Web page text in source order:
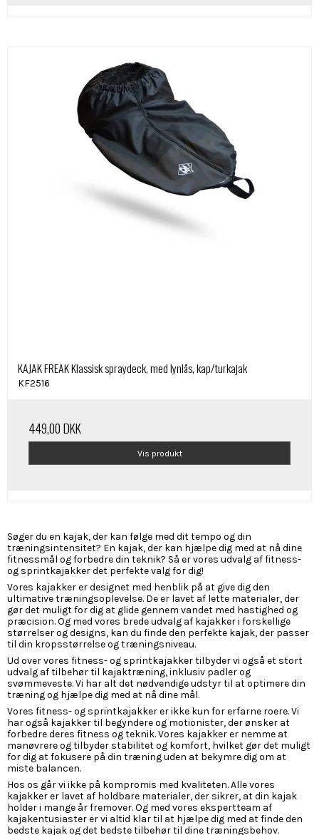
KAJAK FREAK Klassisk spraydeck, med lynlås, kap/turkajak
KF2516
449,00 DKK
Vis produkt
Søger du en kajak, der kan følge med dit tempo og din
træningsintensitet? En kajak, der kan hjælpe dig med at nå dine
fitnessmål og forbedre din teknik? Så er vores udvalg af fitness-
og sprintkajakker det perfekte valg for dig!
Vores kajakker er designet med henblik på at give dig den
ultimative træningsoplevelse. De er lavet af lette materialer, der
gør det muligt for dig at glide gennem vandet med hastighed og
præcision. Og med vores brede udvalg af kajakker i forskellige
størrelser og designs, kan du finde den perfekte kajak, der passer
til din kropsstørrelse og træningsniveau.
Ud over vores fitness- og sprintkajakker tilbyder vi også et stort
udvalg af tilbehør til kajaktræning, inklusiv padler og
svømmeveste. Vi har alt det nødvendige udstyr til at optimere din
træning og hjælpe dig med at nå dine mål.
Vores fitness- og sprintkajakker er ikke kun for erfarne roere. Vi
har også kajakker til begyndere og motionister, der ønsker at
forbedre deres fitness og teknik. Vores kajakker er nemme at
manøvrere og tilbyder stabilitet og komfort, hvilket gør det muligt
for dig at fokusere på din træning uden at bekymre dig om at
miste balancen.
Hos os går vi ikke på kompromis med kvaliteten. Alle vores
kajakker er lavet af holdbare materialer, der sikrer, at din kajak
holder i mange år fremover. Og med vores ekspertteam af
kajakentusiaster er vi altid klar til at hjælpe dig med at finde den
bedste kajak og det bedste tilbehør til dine træningsbehov.